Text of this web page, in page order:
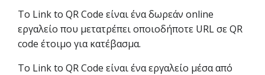
Το Link to QR Code είναι ένα δωρεάν online
εργαλείο που μετατρέπει οποιοδήποτε URL σε QR
code έτοιμο για κατέβασμα.
Το Link to QR Code είναι ένα εργαλείο μέσα από